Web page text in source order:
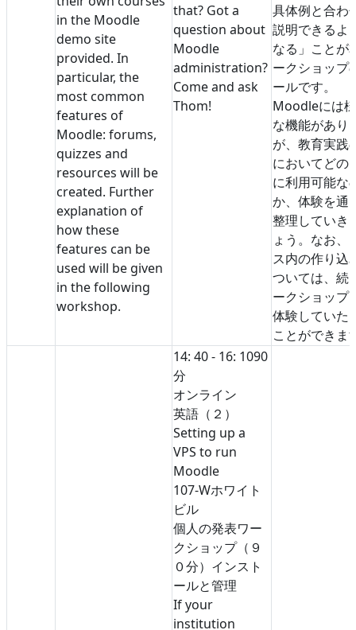
in the Moodle
demo site
provided. In
particular, the
most common
features of
Moodle: forums,
quizzes and
resources will be
created. Further
explanation of
how these
features can be
used will be given
in the following
workshop.
that? Got a
question about
Moodle
administration?
Come and ask
Thom!
具体例と合わ
説明できるよ
なる」ことが
ークショップ
ールです。
Moodleには
な機能があり
が、教育実践
においてどの
に利用可能な
か、体験を通
整理していき
ょう。なお、
ス内の作り込
ついては、続
ークショップ
体験していた
ことができま
14: 40 - 16: 1090
分
オンライン
英語（２）
Setting up a
VPS to run
Moodle
107-Wホワイト
ビル
個人の発表ワー
クショップ（９
０分） インスト
ールと管理
If your
institution